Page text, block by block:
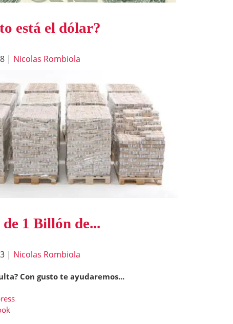
está el dólar?
| Nicolas Rombiola
1 Billón de...
| Nicolas Rombiola
Con gusto te ayudaremos...